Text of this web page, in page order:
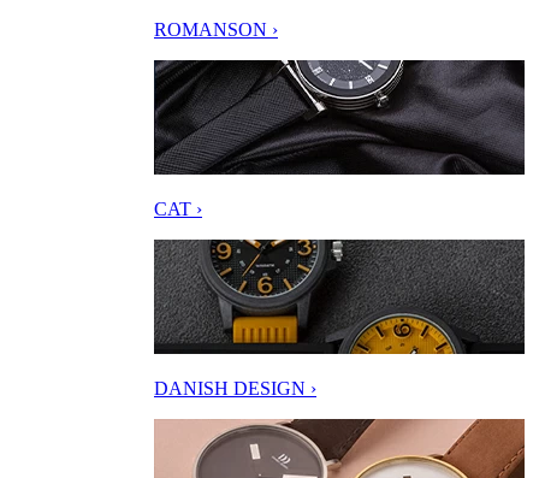
ROMANSON ›
CAT ›
DANISH DESIGN ›